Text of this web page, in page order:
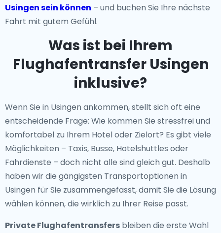
Usingen sein können – und buchen Sie Ihre nächste
Fahrt mit gutem Gefühl.
Was ist bei Ihrem
Flughafentransfer Usingen
inklusive?
Wenn Sie in Usingen ankommen, stellt sich oft eine
entscheidende Frage: Wie kommen Sie stressfrei und
komfortabel zu Ihrem Hotel oder Zielort? Es gibt viele
Möglichkeiten – Taxis, Busse, Hotelshuttles oder
Fahrdienste – doch nicht alle sind gleich gut. Deshalb
haben wir die gängigsten Transportoptionen in
Usingen für Sie zusammengefasst, damit Sie die Lösung
wählen können, die wirklich zu Ihrer Reise passt.
Private Flughafentransfers bleiben die erste Wahl